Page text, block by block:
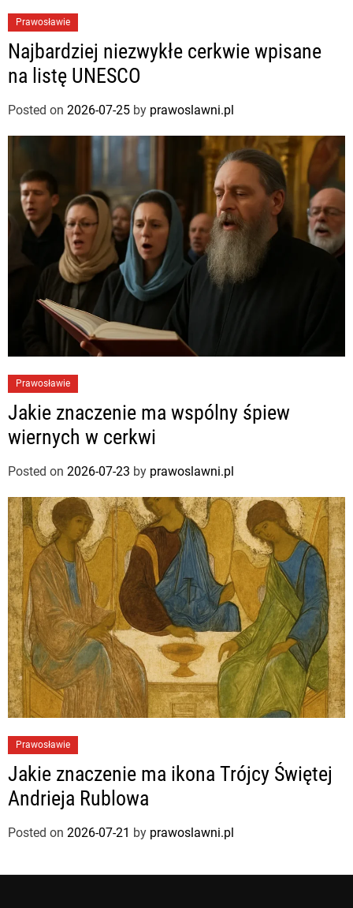
Prawosławie
Najbardziej niezwykłe cerkwie wpisane
na listę UNESCO
Posted on 2026-07-25 by prawoslawni.pl
Prawosławie
Jakie znaczenie ma wspólny śpiew
wiernych w cerkwi
Posted on 2026-07-23 by prawoslawni.pl
Prawosławie
Jakie znaczenie ma ikona Trójcy Świętej
Andrieja Rublowa
Posted on 2026-07-21 by prawoslawni.pl